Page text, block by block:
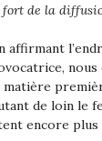
fort de la
affirmant
nous
matière
de loin le
encore plus